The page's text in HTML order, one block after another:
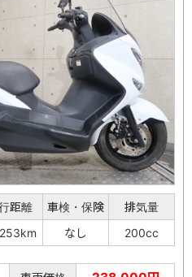
距離 車検・保険
排気量
なし 200cc